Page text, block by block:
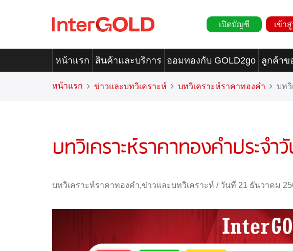
เปิดบัญชี เข้า
หน้าแรก สินค้าและบริการ ออมทองกับ GOLD2go ลูกค้าข
หน้าแรก ข่าวและบทวิเคราะห์ บทวิเคราะห์ราคาทองคำ บทวิ
บทวิเคราะห์ราคาทองคำประจ
บทวิเคราะห์ราคาทองคำ,ข่าวและบทวิเคราะห์ / วันที่ 21 ธันวาคม